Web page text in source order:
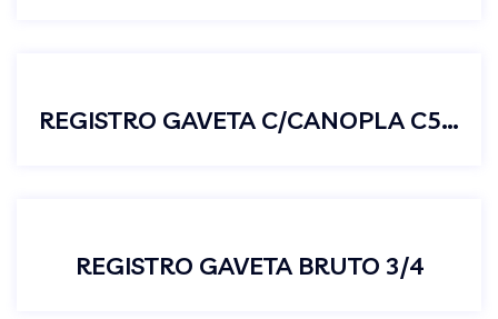
REGISTRO GAVETA C/CANOPLA C50 3/4
REGISTRO GAVETA BRUTO 3/4